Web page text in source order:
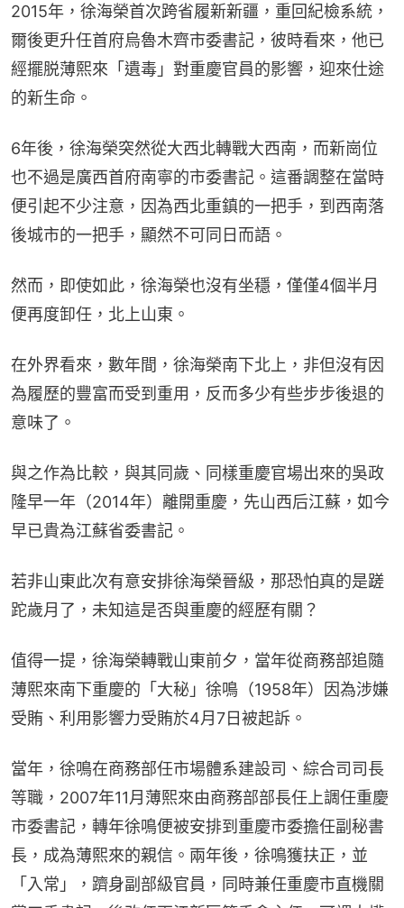
2015年，徐海榮首次跨省履新新疆，重回紀檢系統，
爾後更升任首府烏魯木齊市委書記，彼時看來，他已
經擺脱薄熙來「遺毒」對重慶官員的影響，迎來仕途
的新生命。
6年後，徐海榮突然從大西北轉戰大西南，而新崗位
也不過是廣西首府南寧的市委書記。這番調整在當時
便引起不少注意，因為西北重鎮的一把手，到西南落
後城市的一把手，顯然不可同日而語。
然而，即使如此，徐海榮也沒有坐穩，僅僅4個半月
便再度卸任，北上山東。
在外界看來，數年間，徐海榮南下北上，非但沒有因
為履歷的豐富而受到重用，反而多少有些步步後退的
意味了。
與之作為比較，與其同歲、同樣重慶官場出來的吳政
隆早一年（2014年）離開重慶，先山西后江蘇，如今
早已貴為江蘇省委書記。
若非山東此次有意安排徐海榮晉級，那恐怕真的是蹉
跎歲月了，未知這是否與重慶的經歷有關？
值得一提，徐海榮轉戰山東前夕，當年從商務部追隨
薄熙來南下重慶的「大秘」徐鳴（1958年）因為涉嫌
受賄、利用影響力受賄於4月7日被起訴。
當年，徐鳴在商務部任市場體系建設司、綜合司司長
等職，2007年11月薄熙來由商務部部長任上調任重慶
市委書記，轉年徐鳴便被安排到重慶市委擔任副秘書
長，成為薄熙來的親信。兩年後，徐鳴獲扶正，並
「入常」，躋身副部級官員，同時兼任重慶市直機關